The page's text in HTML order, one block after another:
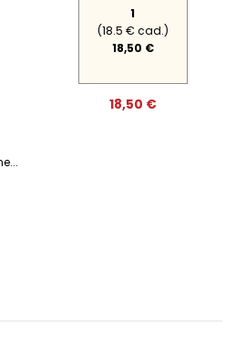
1
(18.5 € cad.)
18,50 €
18,50 €